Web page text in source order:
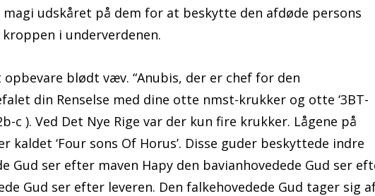
udskåret på dem for at beskytte den afdøde persons
i underverdenen.
blødt væv. “Anubis, der er chef for den
din Renselse med dine otte nmst-krukker og otte ‘3BT-
c ). Ved Det Nye Rige var der kun fire krukker. Lågene på
‘Four sons Of Horus’. Disse guder beskyttede indre
Gud ser efter maven Hapy den bavianhovedede Gud ser
Gud ser efter leveren. Den falkehovedede Gud tager sig